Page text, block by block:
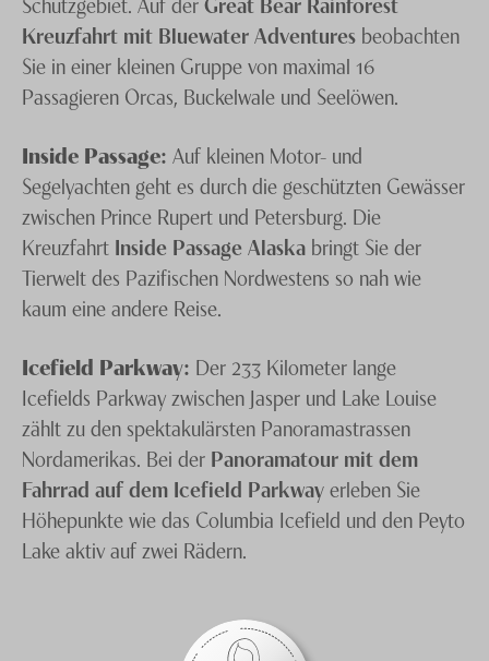
Kreuzfahrt mit Bluewater Adventures beobachten
Sie in einer kleinen Gruppe von maximal 16
Passagieren Orcas, Buckelwale und Seelöwen.
Inside Passage: Auf kleinen Motor- und
Segelyachten geht es durch die geschützten Gewässer
zwischen Prince Rupert und Petersburg. Die
Kreuzfahrt Inside Passage Alaska bringt Sie der
Tierwelt des Pazifischen Nordwestens so nah wie
kaum eine andere Reise.
Icefield Parkway: Der 233 Kilometer lange
Icefields Parkway zwischen Jasper und Lake Louise
zählt zu den spektakulärsten Panoramastrassen
Nordamerikas. Bei der Panoramatour mit dem
Fahrrad auf dem Icefield Parkwayerleben Sie
Höhepunkte wie das Columbia Icefield und den Peyto
Lake aktiv auf zwei Rädern.